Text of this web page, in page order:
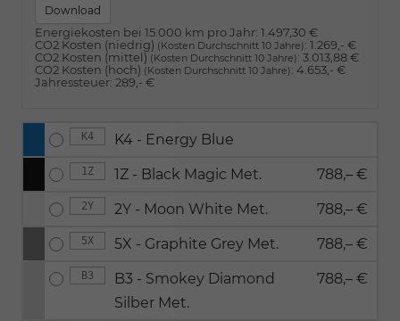
Download
Energiekosten bei 15.000 km pro Jahr: 1.497,30 €
CO2 Kosten (niedrig) (Kosten Durchschnitt 10 Jahre): 1.269,- €
CO2 Kosten (mittel) (Kosten Durchschnitt 10 Jahre): 3.013,88 €
CO2 Kosten (hoch) (Kosten Durchschnitt 10 Jahre): 4.653,- €
Jahressteuer: 289,- €
K4 K4 - Energy Blue
1Z 1Z - Black Magic Met. 788,– €
2Y 2Y - Moon White Met. 788,– €
5X 5X - Graphite Grey Met. 788,– €
B3
B3 - Smokey Diamond
Silber Met.
788,– €